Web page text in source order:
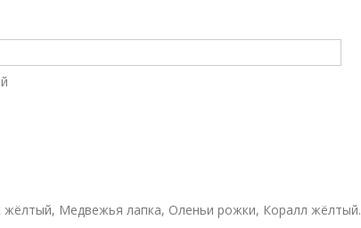
жёлтый, Медвежья лапка, Оленьи рожки, Коралл жёлтый.